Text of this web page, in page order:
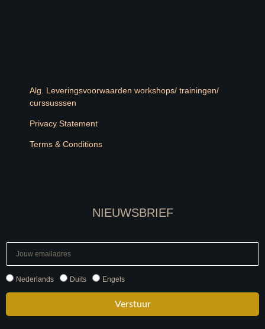
Alg. Leveringsvoorwaarden workshops/ trainingen/
curssusssen
Privacy Statement
Terms & Conditions
NIEUWSBRIEF
Nederlands Duits Engels
Verstuur